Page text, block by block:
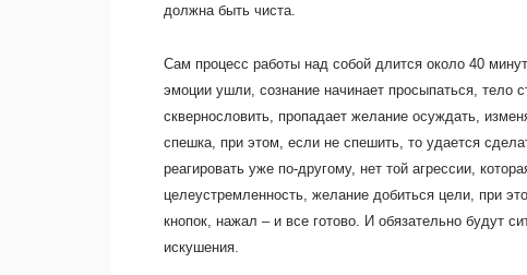
должна быть чиста.
Сам процесс работы над собой длится около 40
эмоции ушли, сознание начинает просыпаться, тело
сквернословить, пропадает желание осуждать,
спешка, при этом, если не спешить, то удается
реагировать уже по-другому, нет той агрессии,
целеустремленность, желание добиться цели, при
кнопок, нажал – и все готово. И обязательно будут
искушения.